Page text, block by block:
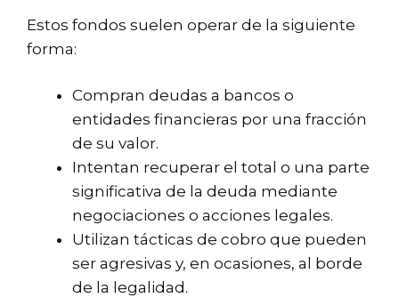
Estos fondos suelen operar de la siguiente
forma:
Compran deudas a bancos o
entidades financieras por una fracción
de su valor.
Intentan recuperar el total o una parte
significativa de la deuda mediante
negociaciones o acciones legales.
Utilizan tácticas de cobro que pueden
ser agresivas y, en ocasiones, al borde
de la legalidad.